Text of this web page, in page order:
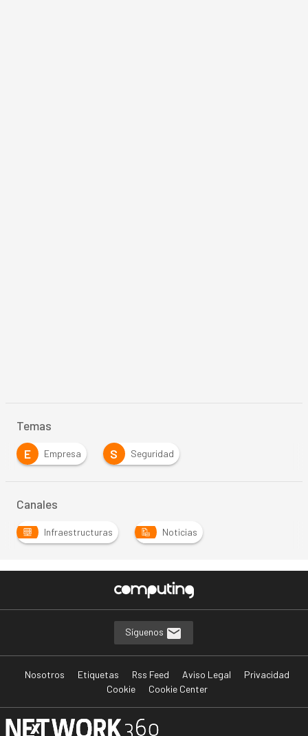
Temas
E
Empresa S Seguridad
Canales
Infraestructuras Noticias
Síguenos
Nosotros Etiquetas Rss Feed Aviso Legal
Privacidad
Cookie
Cookie Center